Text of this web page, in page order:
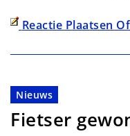
Reactie Plaatsen
Nieuws
Fietser